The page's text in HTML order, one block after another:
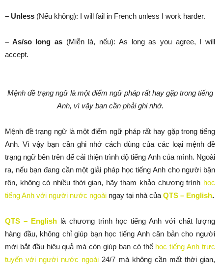
– Unless (Nếu không): I will fail in French unless I work harder.
– As/so long as (Miễn là, nếu): As long as you agree, I will
accept.
Mệnh đề trạng ngữ là một điểm ngữ pháp rất hay gặp trong tiếng
Anh, vì vậy bạn cần phải ghi nhớ.
Mệnh đề trạng ngữ là một điểm ngữ pháp rất hay gặp trong tiếng
Anh. Vì vậy bạn cần ghi nhớ cách dùng của các loại mệnh đề
trạng ngữ bên trên để cải thiện trình độ tiếng Anh của mình. Ngoài
ra, nếu bạn đang cần một giải pháp học tiếng Anh cho người bận
rộn, không có nhiều thời gian, hãy tham khảo chương trình học
tiếng Anh với người nước ngoài ngay tại nhà của QTS – English.
QTS – Englishlà chương trình học tiếng Anh với chất lượng
hàng đầu, không chỉ giúp bạn học tiếng Anh căn bản cho người
mới bắt đầu hiệu quả mà còn giúp bạn có thể học tiếng Anh trực
tuyến với người nước ngoài 24/7 mà không cần mất thời gian,